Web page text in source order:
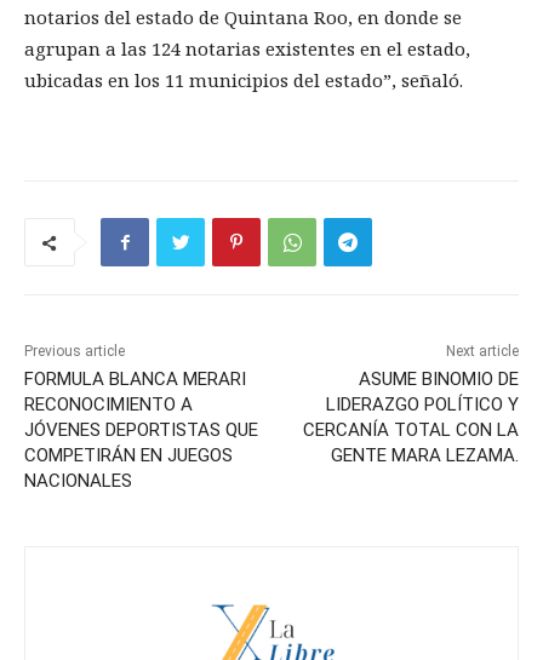
notarios del estado de Quintana Roo, en donde se
agrupan a las 124 notarias existentes en el estado,
ubicadas en los 11 municipios del estado”, señaló.
Previous article
FORMULA BLANCA MERARI
RECONOCIMIENTO A
JÓVENES DEPORTISTAS QUE
COMPETIRÁN EN JUEGOS
NACIONALES
Next article
ASUME BINOMIO DE
LIDERAZGO POLÍTICO Y
CERCANÍA TOTAL CON LA
GENTE MARA LEZAMA.